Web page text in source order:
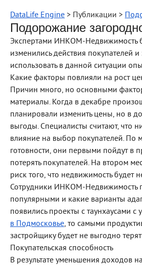
DataLife Engine > Публикации >
Подорожание
Экспертами ИНКОМ-Недвижимость
изменились действия покупателей
использовать в данной ситуации
Какие факторы повлияли на рост
Причин много, но основными
материалы. Когда в декабре
планировали изменить цены, но в
выгоды. Специалисты считают, что
влияние на выбор покупателей. По
готовности, они первыми пойдут в
потерять покупателей. На втором
риск того, что недвижимость будет
Сотрудники ИНКОМ-Недвижимость
популярными и какие варианты
появились проекты с таунхаусами
в Подмосковье, то самыми
застройщику будет не выгодно
Покупательская способность
В результате уменьшения доходов